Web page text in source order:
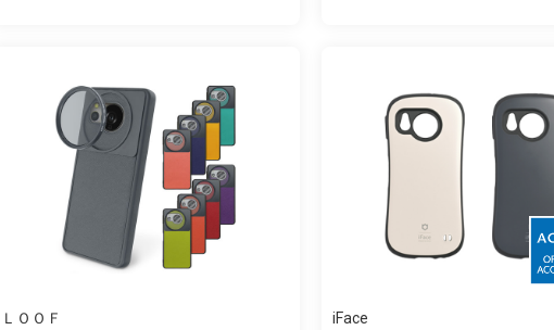
ＬＯＯＦ
iFace